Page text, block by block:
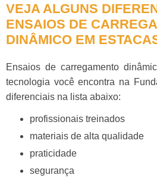
VEJA ALGUNS
ENSAIOS DE
DINÂMICO EM
Ensaios de carregamento
tecnologia você encontra na
diferenciais na lista abaixo:
profissionais treinados
materiais de alta qualidade
praticidade
segurança